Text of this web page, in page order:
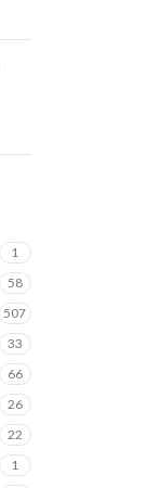
1
58
507
33
66
26
22
1